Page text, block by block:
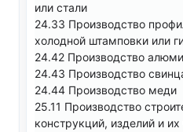
или стали
24.33 Производство
холодной штамповки или
24.42 Производство
24.43 Производство
24.44 Производство меди
25.11 Производство
конструкций, изделий и их